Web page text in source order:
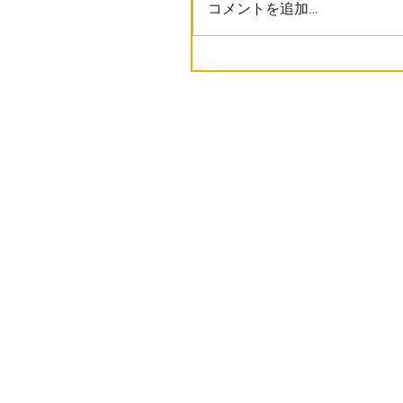
コメントを追加…